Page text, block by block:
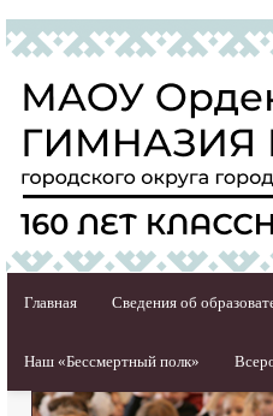
Главная Сведения об
Наш «Бессмертный полк»